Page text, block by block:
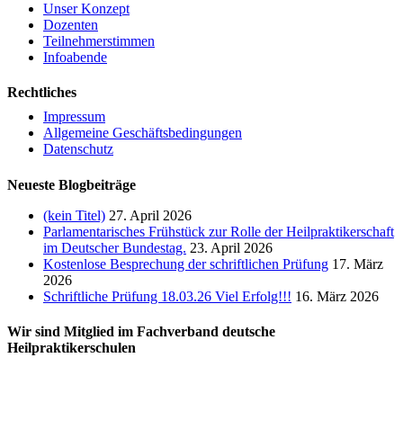
Unser Konzept
Dozenten
Teilnehmerstimmen
Infoabende
Rechtliches
Impressum
Allgemeine Geschäftsbedingungen
Datenschutz
Neueste Blogbeiträge
(kein Titel) 27. April 2026
Parlamentarisches Frühstück zur Rolle der Heilpraktikerschaft
im Deutscher Bundestag. 23. April 2026
Kostenlose Besprechung der schriftlichen Prüfung 17. März
2026
Schriftliche Prüfung 18.03.26 Viel Erfolg!!! 16. März 2026
Wir sind Mitglied im Fachverband deutsche
Heilpraktikerschulen